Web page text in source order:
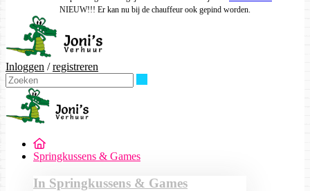
NIEUW!!! Er kan nu bij de chauffeur ook gepind worden.
Inloggen /registreren
Springkussens & Games
In Springkussens & Games